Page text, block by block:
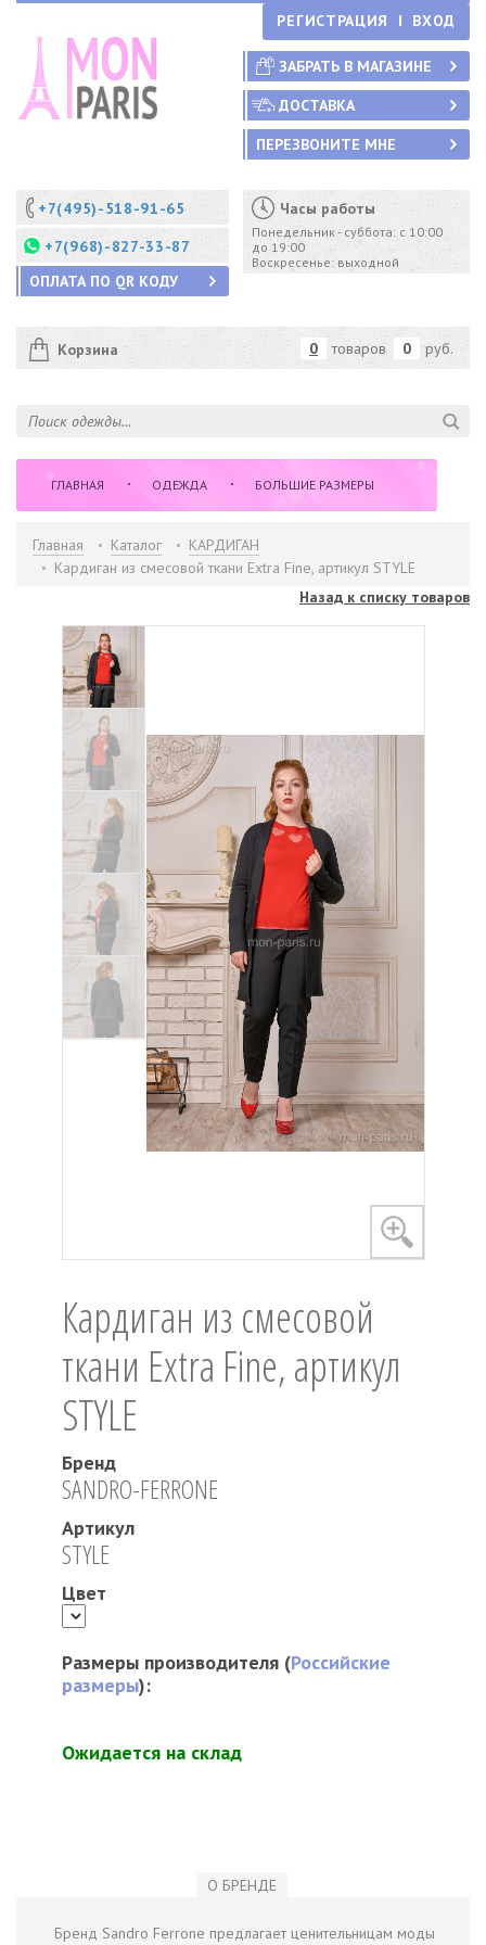
РЕГИСТРАЦИЯ ВХОД
ЗАБРАТЬ В МАГАЗИНЕ
ДОСТАВКА
ПЕРЕЗВОНИТЕ МНЕ
+7(495)-518-91-65
+7(968)-827-33-87
ОПЛАТА ПО QR КОДУ
Часы работы
Понедельник - суббота: с 10:00
до 19:00
Воскресенье: выходной
Корзина 0 товаров 0 руб.
ГЛАВНАЯ ОДЕЖДА БОЛЬШИЕ РАЗМЕРЫ
РАСПРОДАЖА
Главная Каталог
КАРДИГАН
Кардиган из смесовой ткани Extra Fine, артикул STYLE
Назад к списку товаров
Кардиган из смесовой
ткани Extra Fine, артикул
STYLE
Бренд
SANDRO-FERRONE
Артикул
STYLE
Цвет
Размеры производителя (Российские
размеры):
Ожидается на склад
О БРЕНДЕ
Бренд Sandro Ferrone предлагает ценительницам моды